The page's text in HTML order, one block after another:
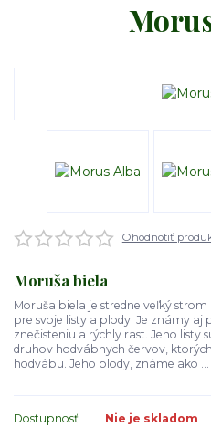
Ohodnotiť
Moruša biela
Moruša biela je stredne veľký
pre svoje listy a plody. Je známy aj
znečisteniu a rýchly rast. Jeho listy
druhov hodvábnych červov,
hodvábu. Jeho plody, známe ako ...
Dostupnosť
Nie je skladom